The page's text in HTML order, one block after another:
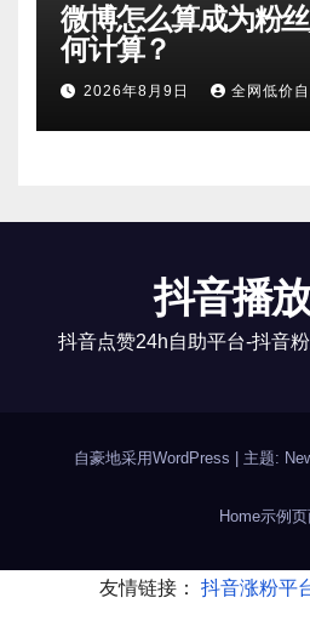
微博怎么算成为粉
何计算？
2026年8月9日 全网低价
抖音播
抖音点赞24h自助平台-抖音
自豪地采用WordPress | 主题:
Home示例
友情链接： 抖音涨粉平